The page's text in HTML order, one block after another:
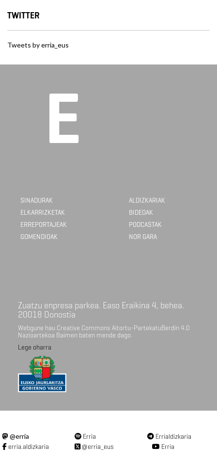
TWITTER
Tweets by erria_eus
SINADURAK
ELKARRIZKETAK
ERREPORTAJEAK
GOMENDIOAK
ALDIZKARIAK
BIDEOAK
PODCASTAK
NOR GARA
Zuatzu enpresa parkea. Easo Eraikina 4, behea.
20018 Donostia
Webgune hau Creative Commons Aitortu-PartekatuBerdin 4.0
Nazioartekoa Baimen baten mende dago.
Lege oharra
@erria Erria
Errialdizkaria
erria.aldizkaria
@erria_eus Erria